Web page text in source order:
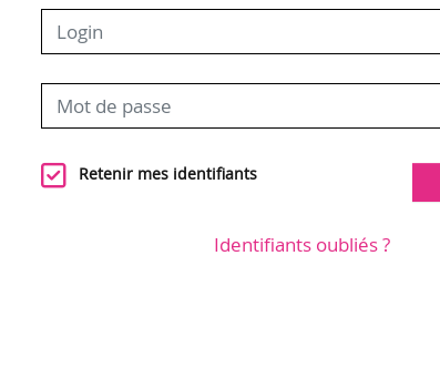
Retenir mes identifiants
Identifiants oubliés ?